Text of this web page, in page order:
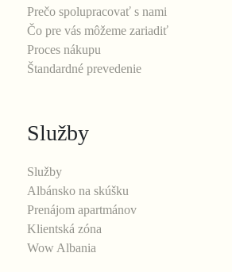
Prečo spolupracovať s nami
Čo pre vás môžeme zariadiť
Proces nákupu
Štandardné prevedenie
Služby
Služby
Albánsko na skúšku
Prenájom apartmánov
Klientská zóna
Wow Albania